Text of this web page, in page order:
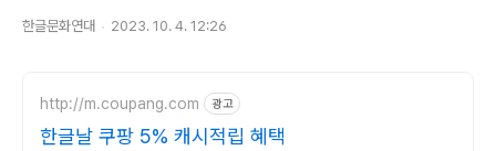
한글문화연대 2023. 10. 4. 12:26
http://m.coupang.com 광고
한글날 쿠팡 5% 캐시적립 혜택